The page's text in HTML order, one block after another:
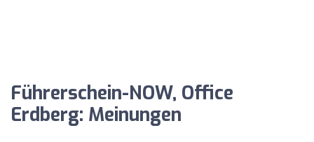
Führerschein-NOW, Office
Erdberg: Meinungen